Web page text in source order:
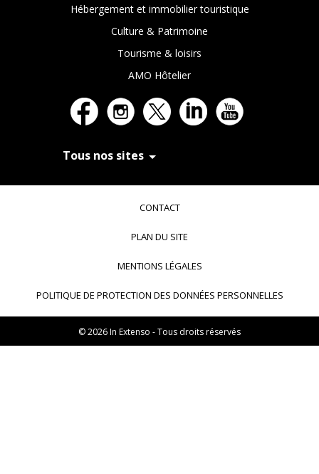
Hébergement et immobilier touristique
Culture & Patrimoine
Tourisme & loisirs
AMO Hôtelier
Tous nos sites
In Extenso Tourisme, Culture & Hôtellerie
Transaxio Hôtel, partenaire In Extenso
fulll, logiciel expert-comptable
CONTACT
PLAN DU SITE
MENTIONS LÉGALES
POLITIQUE DE PROTECTION DES DONNÉES PERSONNELLES
© 2026 In Extenso - Tous droits réservés